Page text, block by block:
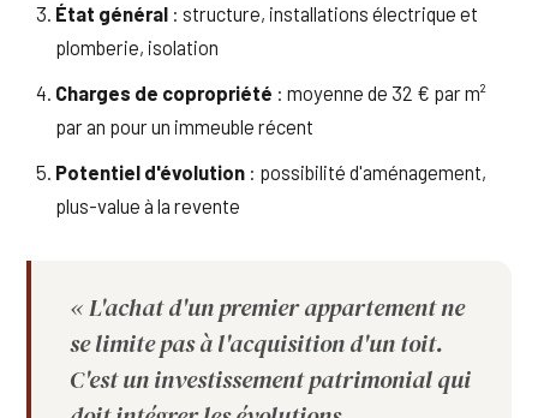
État général : structure, installations électrique et
plomberie, isolation
Charges de copropriété : moyenne de 32 € par m²
par an pour un immeuble récent
Potentiel d'évolution : possibilité d'aménagement,
plus-value à la revente
« L'achat d'un premier appartement ne
se limite pas à l'acquisition d'un toit.
C'est un investissement patrimonial qui